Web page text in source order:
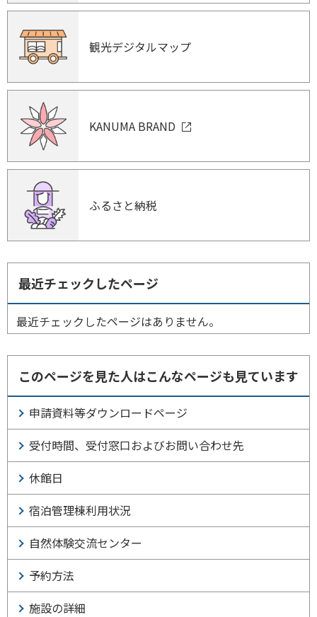
観光デジタルマップ
KANUMA BRAND
ふるさと納税
最近チェックしたページ
最近チェックしたページはありません。
このページを見た人はこんなページも見ています
申請資料等ダウンロードページ
受付時間、受付窓口およびお問い合わせ先
休館日
宿泊管理棟利用状況
自然体験交流センター
予約方法
施設の詳細